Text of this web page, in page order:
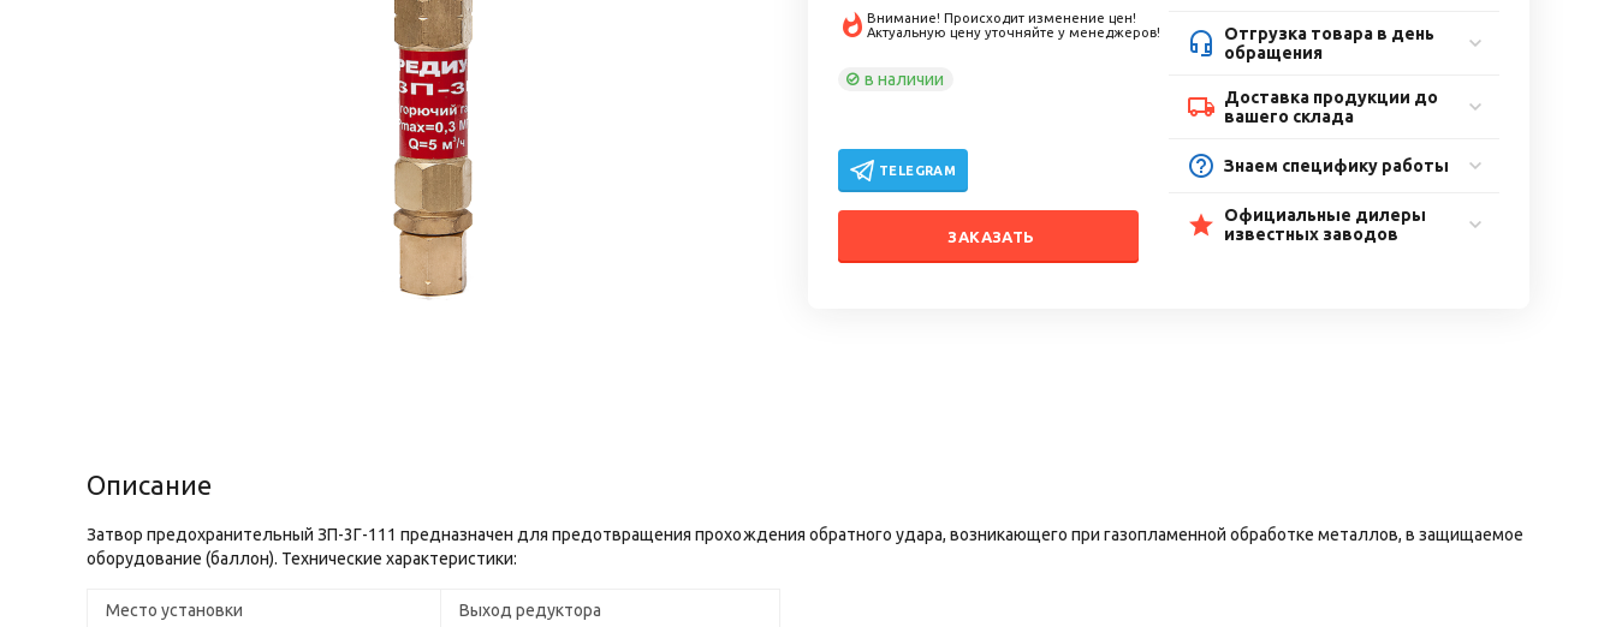
Внимание! Происходит изменение цен!
Актуальную цену уточняйте у менеджеров!
в наличии
TELEGRAM
ЗАКАЗАТЬ
Отгрузка товара в день
обращения
Доставка продукции до
вашего склада
Знаем специфику работы
Официальные дилеры
известных заводов
Описание
Затвор предохранительный ЗП-3Г-111 предназначен для предотвращения прохождения обратного удара, возникающего при газопламенной обработке металлов, в защищаемое
оборудование (баллон). Технические характеристики:
Место установки Выход редуктора